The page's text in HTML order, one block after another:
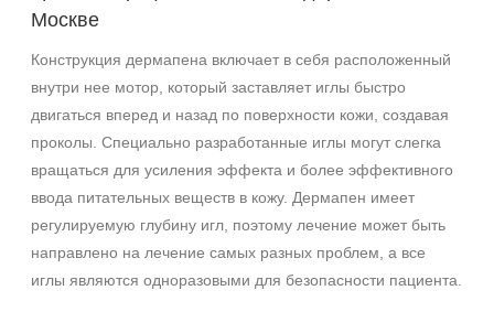
Москве
Конструкция дермапена включает в себя расположенный
внутри нее мотор, который заставляет иглы быстро
двигаться вперед и назад по поверхности кожи, создавая
проколы. Специально разработанные иглы могут слегка
вращаться для усиления эффекта и более эффективного
ввода питательных веществ в кожу. Дермапен имеет
регулируемую глубину игл, поэтому лечение может быть
направлено на лечение самых разных проблем, а все
иглы являются одноразовыми для безопасности пациента.